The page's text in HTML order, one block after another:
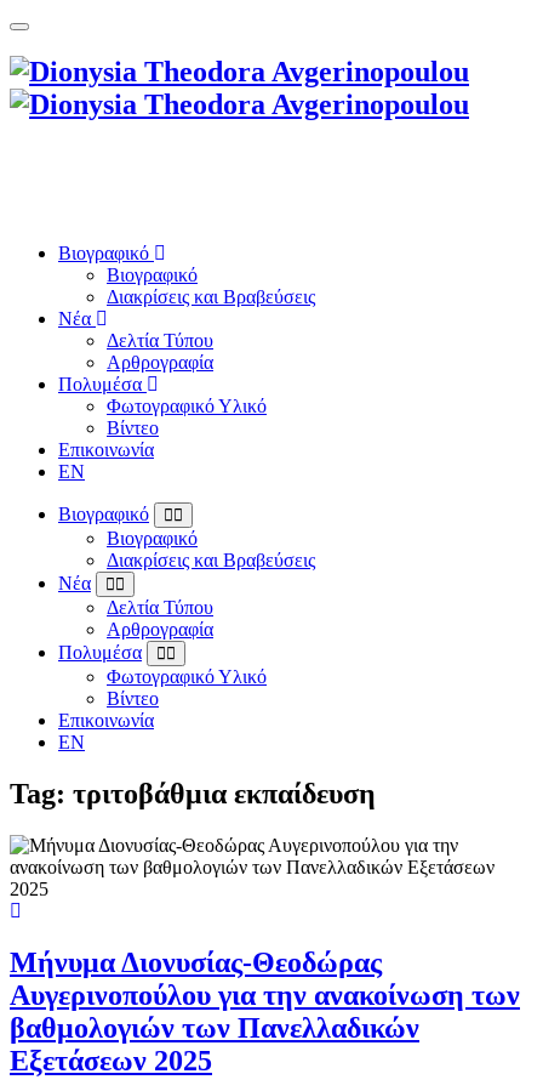
Βιογραφικό
Βιογραφικό
Διακρίσεις και Βραβεύσεις
Νέα
Δελτία Τύπου
Αρθρογραφία
Πολυμέσα
Φωτογραφικό Υλικό
Βίντεο
Επικοινωνία
EN
Βιογραφικό
Βιογραφικό
Διακρίσεις και Βραβεύσεις
Νέα
Δελτία Τύπου
Αρθρογραφία
Πολυμέσα
Φωτογραφικό Υλικό
Βίντεο
Επικοινωνία
EN
Tag: τριτοβάθμια εκπαίδευση
Μήνυμα Διονυσίας-Θεοδώρας
Αυγερινοπούλου για την ανακοίνωση των
βαθμολογιών των Πανελλαδικών
Εξετάσεων 2025